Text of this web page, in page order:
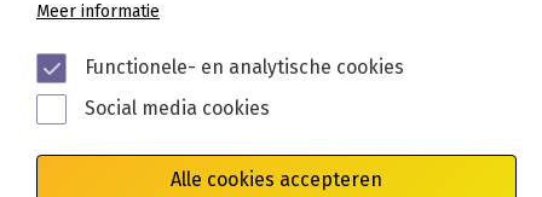
Algemene voorwaarden Privacy
Cookies
Disclaimer
Toegankelijkheid
Meer informatie
Functionele- en analytische cookies
Social media cookies
Alle cookies accepteren